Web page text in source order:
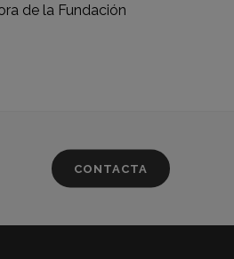
de la Fundación
CONTACTA